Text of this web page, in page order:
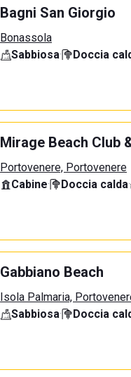
Bagni San Giorgio
Bonassola
Sabbiosa· Doccia
Mirage Beach Club
Portovenere, Portovenere
Cabine· Doccia calda·
Gabbiano Beach
Isola Palmaria,
Sabbiosa· Doccia